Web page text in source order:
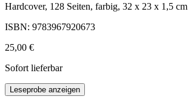
Hardcover, 128 Seiten, farbig, 32 x 23 x 1,5 cm
ISBN: 9783967920673
25,00 €
Sofort lieferbar
Leseprobe anzeigen